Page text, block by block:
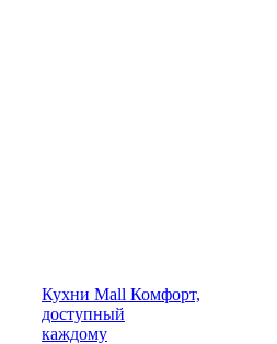
Кухни Mall Комфорт,
доступный
каждому